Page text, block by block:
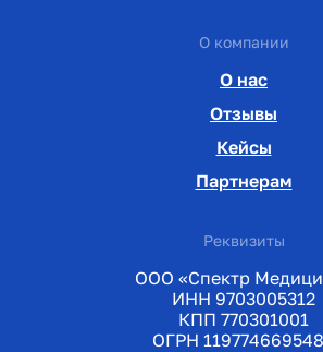
О компании
О нас
Отзывы
Кейсы
Партнерам
Реквизиты
ООО «Спектр
ИНН 9703005312
КПП 770301001
ОГРН